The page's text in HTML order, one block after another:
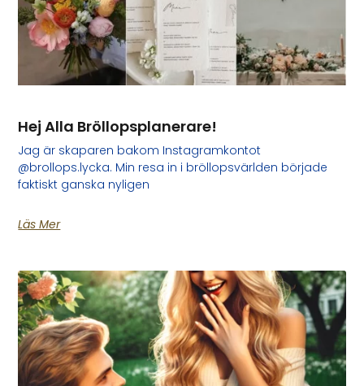
Hej Alla Bröllopsplanerare!
Jag är skaparen bakom Instagramkontot
@brollops.lycka. Min resa in i bröllopsvärlden började
faktiskt ganska nyligen
Läs Mer